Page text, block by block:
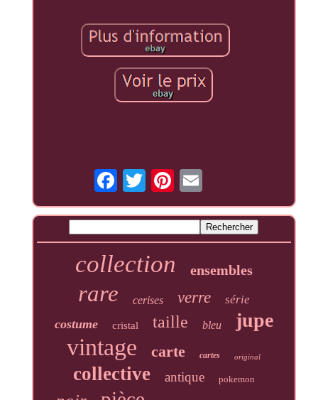
collection ensembles
rare cerises verre série
costume cristal taille bleu jupe
vintage carte cartes original
collective antique pokemon